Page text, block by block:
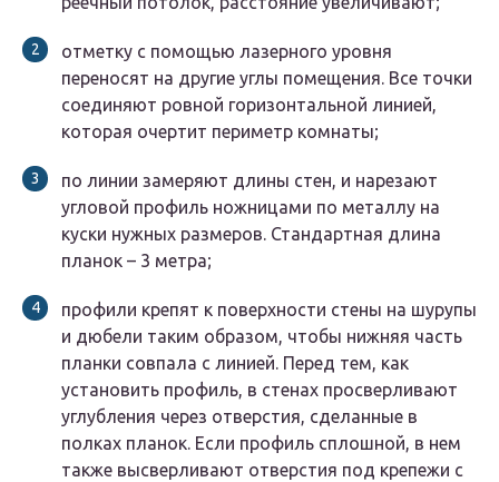
отметку с помощью лазерного уровня
переносят на другие углы помещения. Все точки
соединяют ровной горизонтальной линией,
которая очертит периметр комнаты;
по линии замеряют длины стен, и нарезают
угловой профиль ножницами по металлу на
куски нужных размеров. Стандартная длина
планок – 3 метра;
профили крепят к поверхности стены на шурупы
и дюбели таким образом, чтобы нижняя часть
планки совпала с линией. Перед тем, как
установить профиль, в стенах просверливают
углубления через отверстия, сделанные в
полках планок. Если профиль сплошной, в нем
также высверливают отверстия под крепежи с